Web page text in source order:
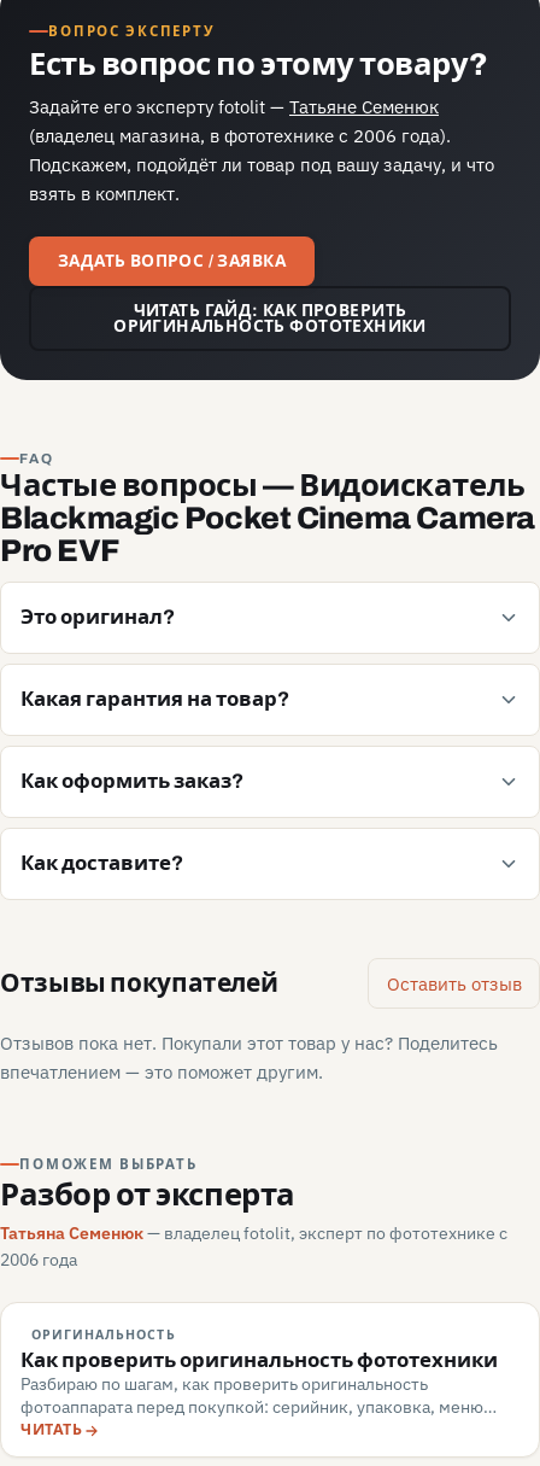
ВОПРОС ЭКСПЕРТУ
Есть вопрос по этому товару?
Задайте его эксперту fotolit — Татьяне Семенюк
(владелец магазина, в фототехнике с 2006 года).
Подскажем, подойдёт ли товар под вашу задачу, и что
взять в комплект.
ЗАДАТЬ ВОПРОС / ЗАЯВКА
ЧИТАТЬ ГАЙД: КАК ПРОВЕРИТЬ
ОРИГИНАЛЬНОСТЬ ФОТОТЕХНИКИ
FAQ
Частые вопросы — Видоискатель
Blackmagic Pocket Cinema Camera
Pro EVF
Это оригинал?
Какая гарантия на товар?
Как оформить заказ?
Как доставите?
Отзывы покупателей Оставить отзыв
Отзывов пока нет. Покупали этот товар у нас? Поделитесь
впечатлением — это поможет другим.
ПОМОЖЕМ ВЫБРАТЬ
Разбор от эксперта
Татьяна Семенюк— владелец fotolit, эксперт по фототехнике с
2006 года
ОРИГИНАЛЬНОСТЬ
Как проверить оригинальность фототехники
Разбираю по шагам, как проверить оригинальность
фотоаппарата перед покупкой: серийник, упаковка, меню
камеры, маркировка, документы — и какие красные флаги
говорят о подделке или сером импорте.
ЧИТАТЬ